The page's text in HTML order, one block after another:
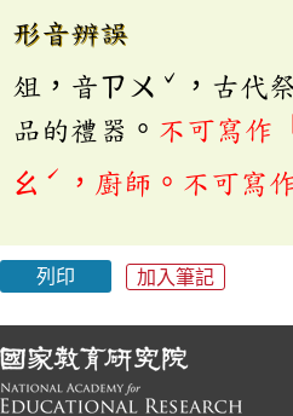
形音辨誤
俎，音ㄗㄨ ˇ
，古代
品的禮器。 不可寫作
ㄠ ˊ ，廚師。 不可寫
列印 加入筆記